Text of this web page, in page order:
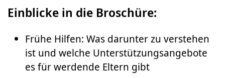
Einblicke in die Broschüre:
Frühe Hilfen: Was darunter zu verstehen
ist und welche Unterstützungsangebote
es für werdende Eltern gibt